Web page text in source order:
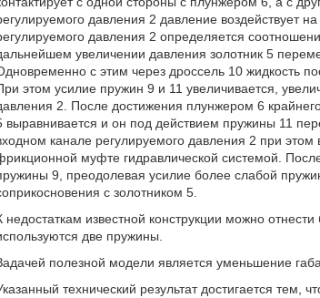
давления 2 давление воздействует
давления 2 определяется
увеличении давления золотник 5
с этим через дроссель 10 жидкость
этом усилие пружин 9 и 11 увеличивается,
2. После достижения плунжером 6
выравнивается и он под действием пружины 11
канале регулируемого давления 2 при
муфте гидравлической системой.
9, преодолевая усилие более слабой
с золотником 5.
недостаткам известной конструкции можно
две пружины.
полезной модели является уменьшение
технический результат достигается тем,